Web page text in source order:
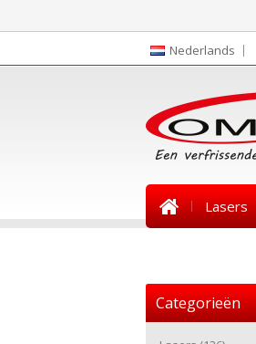
Nederlands
Lasers
Categorieën